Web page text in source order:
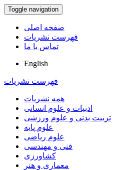
Toggle navigation
صفحه اصلی
فهرست نشریات
تماس با ما
English
فهرست نشریات
همه نشریات
ادبیات و علوم انسانی
تربیت بدنی و علوم ورزشی
علوم پایه
علوم ریاضی
فنی و مهندسی
کشاورزی
معماری و هنر